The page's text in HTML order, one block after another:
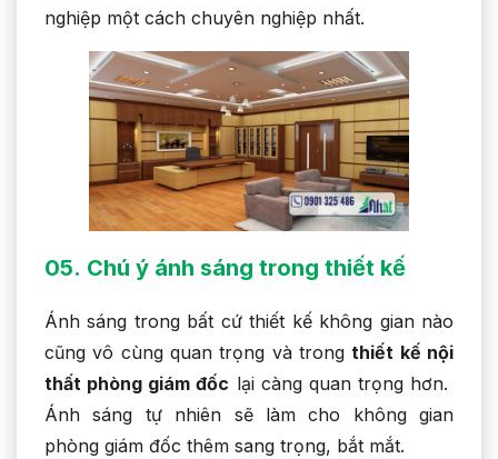
nghiệp một cách chuyên nghiệp nhất.
05. Chú ý ánh sáng trong thiết kế
Ánh sáng trong bất cứ thiết kế không gian nào
cũng vô cùng quan trọng và trongthiết kế nội
thất phòng giám đốc lại càng quan trọng hơn.
Ánh sáng tự nhiên sẽ làm cho không gian
phòng giám đốc thêm sang trọng, bắt mắt.